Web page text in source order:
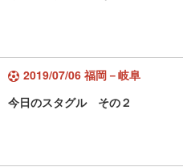
2019/07/06 福岡－岐阜
今日のスタグル その２